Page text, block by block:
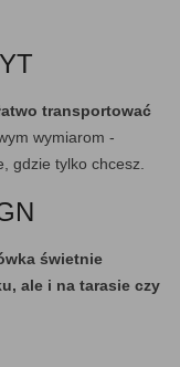
transportować
wymiarom -
gdzie tylko chcesz.
świetnie
ale i na tarasie czy